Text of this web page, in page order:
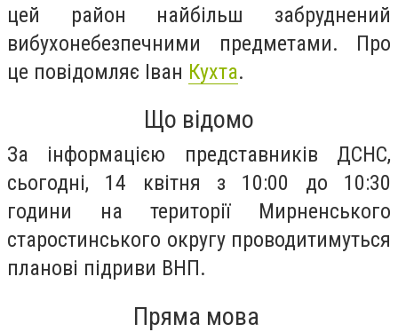
цей район найбільш забруднений
вибухонебезпечними предметами. Про
це повідомляє Іван Кухта.
Що відомо
За інформацією представників ДСНС,
сьогодні, 14 квітня з 10:00 до 10:30
години на території Мирненського
старостинського округу проводитимуться
планові підриви ВНП.
Пряма мова